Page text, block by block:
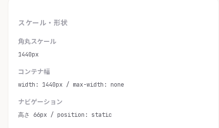
スケール・形状
角丸スケール
1440px
コンテナ幅
width: 1440px / max-width: none
ナビゲーション
高さ 66px / position: static